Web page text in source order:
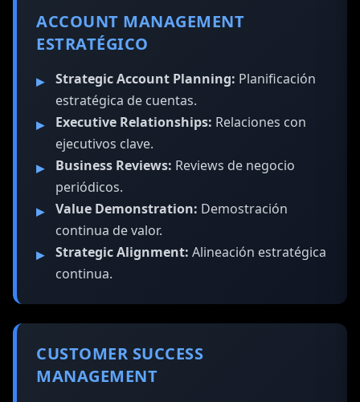
ACCOUNT MANAGEMENT
ESTRATÉGICO
Strategic Account Planning: Planificación
estratégica de cuentas.
Executive Relationships: Relaciones con
ejecutivos clave.
Business Reviews: Reviews de negocio
periódicos.
Value Demonstration: Demostración
continua de valor.
Strategic Alignment: Alineación estratégica
continua.
CUSTOMER SUCCESS
MANAGEMENT